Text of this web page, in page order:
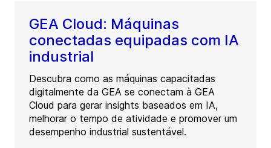
GEA Cloud: Máquinas
conectadas equipadas com IA
industrial
Descubra como as máquinas capacitadas
digitalmente da GEA se conectam à GEA
Cloud para gerar insights baseados em IA,
melhorar o tempo de atividade e promover um
desempenho industrial sustentável.